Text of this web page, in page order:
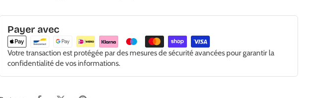
Payer avec
Votre transaction est protégée par des mesures de sécurité avancées pour garantir la
confidentialité de vos informations.